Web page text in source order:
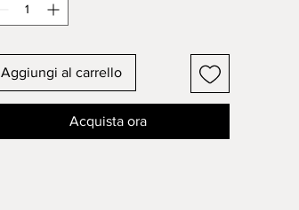
Aggiungi al carrello
Acquista ora